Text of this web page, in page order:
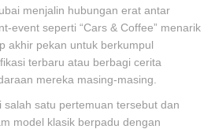
menjalin hubungan erat antar
event seperti “Cars & Coffee” menarik
akhir pekan untuk berkumpul
terbaru atau berbagi cerita
mereka masing-masing.
salah satu pertemuan tersebut dan
model klasik berpadu dengan